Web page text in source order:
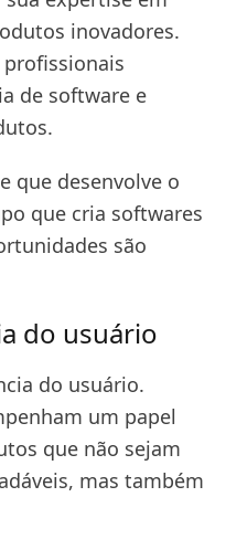
inovadores.
de software e
que desenvolve o
que cria softwares
são
do usuário
do usuário.
um papel
que não sejam
mas também